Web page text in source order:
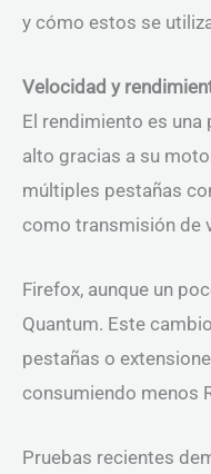
y cómo estos se
Velocidad y
El rendimiento es
alto gracias a su
múltiples pestañas
como transmisión de
Firefox, aunque un
Quantum. Este
pestañas o
consumiendo menos
Pruebas recientes